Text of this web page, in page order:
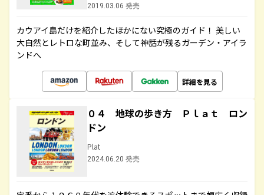
2019.03.06 発売
カウアイ島だけを紹介したほかにない究極のガイド！ 美しい
大自然とレトロな町並み、そして神話が残るガーデン・アイラ
ンドへ
詳細を見る
０４ 地球の歩き方 Ｐｌａｔ ロン
ドン
Plat
2024.06.20 発売